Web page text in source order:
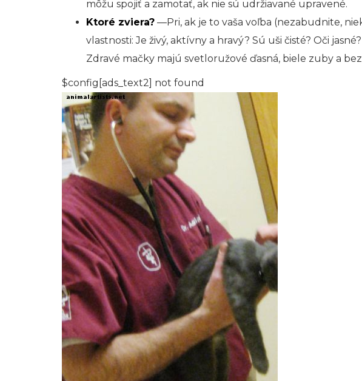
môžu spojiť a zamotať, ak nie sú udržiavané upravené.
Ktoré zviera? —Pri, ak je to vaša voľba (nezabudnite,
vlastnosti: Je živý, aktívny a hravý? Sú uši čisté? Oči
Zdravé mačky majú svetloružové ďasná, biele zuby a
$config[ads_text2] not found